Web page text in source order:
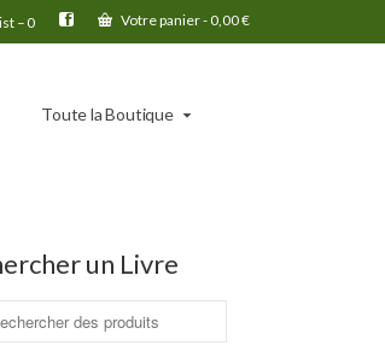
–0 Votre panier-0,00€
Toute la Boutique
un Livre
: